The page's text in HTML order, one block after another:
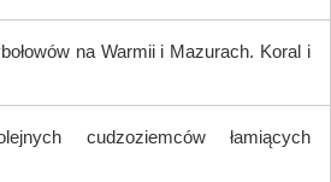
na Warmii i Mazurach. Koral i
cudzoziemców łamiących